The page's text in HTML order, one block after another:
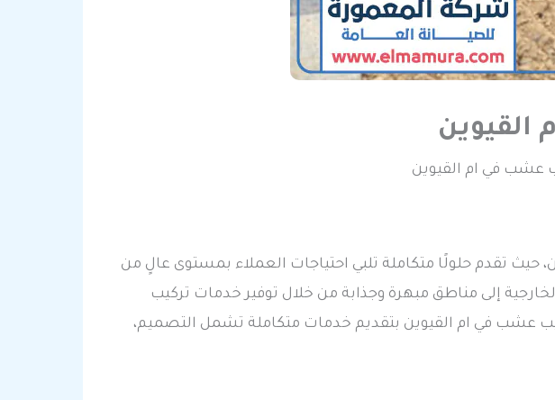
عشب في ام القيوين
تقدم حلولًا متكاملة تلبي احتياجات العملاء بمستوى عالٍ من
إلى مناطق مبهرة وجذابة من خلال توفير خدمات تركيب
عشب في ام القيوين بتقديم خدمات متكاملة تشمل التصميم،